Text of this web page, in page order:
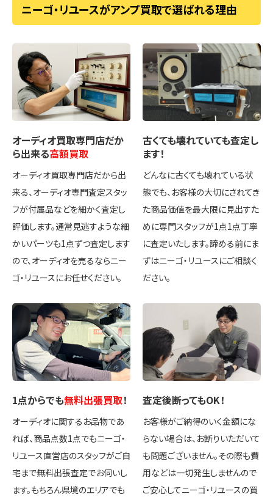
ニーゴ・リユースがアンプ買取で選ばれる理由
オーディオ買取専門店だか
ら出来る高額買取
オーディオ買取専門店だから出
来る、オーディオ専門査定スタッ
フが付属品などを細かく査定し
評価します。通常見逃すような細
かいパーツも1点ずつ査定します
ので、オーディオを売るならニー
ゴ・リユースにお任せください。
古くても壊れていても査定し
ます！
どんなに古くても壊れている状
態でも、お客様の大切にされてき
た商品価値を最大限に見出すた
めに専門スタッフが1点1点丁寧
に査定いたします。諦める前にま
ずはニーゴ・リユースにご相談く
ださい。
1点からでも無料出張買取！
オーディオに関するお品物であ
れば、商品点数1点でもニーゴ・
リユース直営店のスタッフがご自
宅まで無料出張査定でお伺いし
ます。もちろん県境のエリアでも
査定後断ってもOK！
お客様がご納得のいく金額にな
らない場合は、お断りいただいて
も問題ございません。その際も費
用などは一切発生しませんので
ご安心してニーゴ・リユースの買